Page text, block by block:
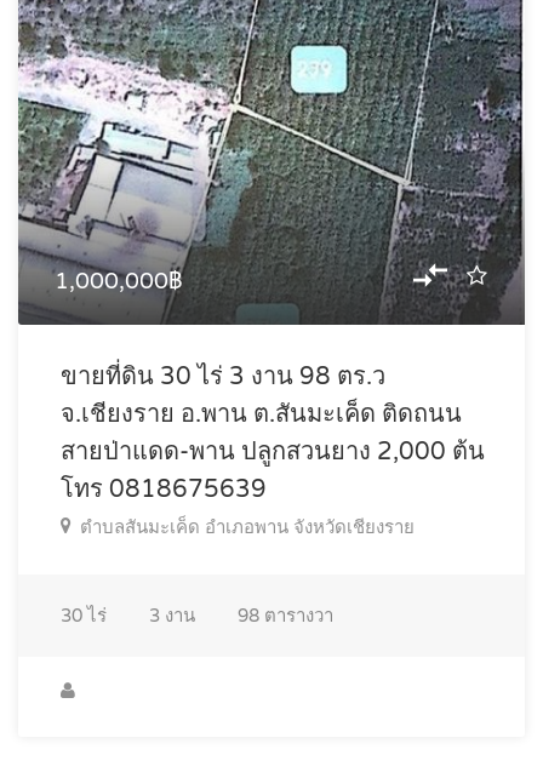
1,000,000฿
ขายที่ดิน 30 ไร่ 3 งาน 98 ตร.ว
จ.เชียงราย อ.พาน ต.สันมะเค็ด ติดถนน
สายป่าแดด-พาน ปลูกสวนยาง 2,000 ต้น
โทร 0818675639
ตำบลสันมะเค็ด อำเภอพาน จังหวัดเชียงราย
30 ไร่ 3 งาน 98 ตารางวา